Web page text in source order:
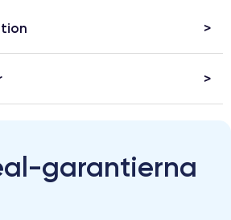
garantierna